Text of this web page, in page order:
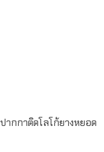
ปากกาติดโลโก้ยางหยอด